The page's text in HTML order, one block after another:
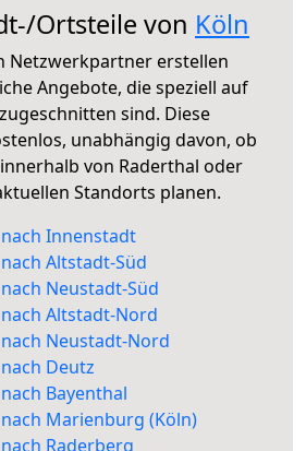
Ortsteile von Köln
Netzwerkpartner erstellen
Angebote, die speziell auf
sind. Diese
unabhängig davon, ob
von Raderthal oder
Standorts planen.
Innenstadt
Altstadt-Süd
Neustadt-Süd
Altstadt-Nord
Neustadt-Nord
Deutz
Bayenthal
Marienburg (Köln)
Raderberg